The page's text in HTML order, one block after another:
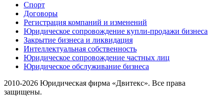
Спорт
Договоры
Регистрация компаний и изменений
Юридическое сопровождение купли-продажи бизнеса
Закрытие бизнеса и ликвидация
Интеллектуальная собственность
Юридическое сопровождение частных лиц
Юридическое обслуживание бизнеса
2010-2026 Юридическая фирма «Двитекс». Все права
защищены.